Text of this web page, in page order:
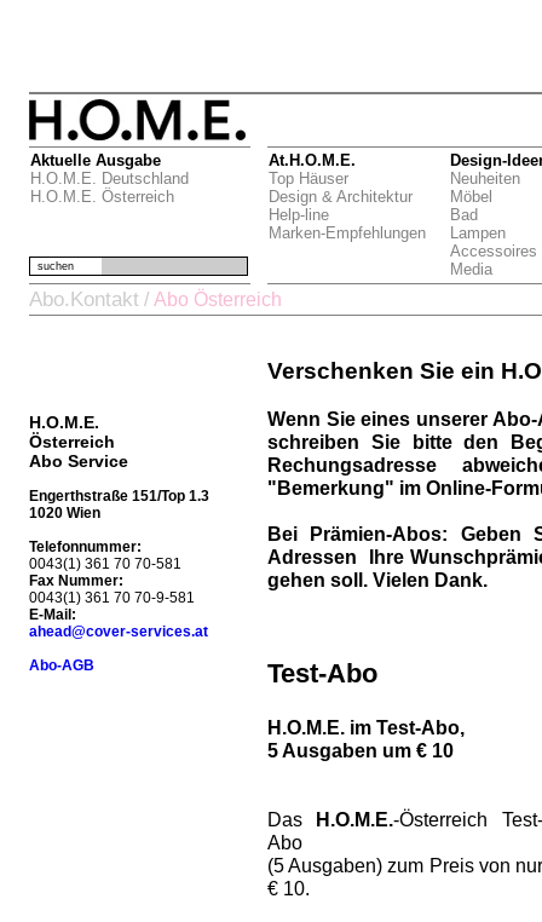
Aktuelle Ausgabe
H.O.M.E. Deutschland
H.O.M.E. Österreich
At.H.O.M.E.
Top Häuser
Design & Architektur
Help-line
Marken-Empfehlungen
Design-
Neuheiten
Möbel
Bad
Lampen
Accessoires
Media
suchen
Abo.Kontakt / Abo Österreich
H.O.M.E.
Österreich
Abo Service
Engerthstraße 151/Top 1.3
1020 Wien
Telefonnummer:
0043(1) 361 70 70-581
Fax Nummer:
0043(1) 361 70 70-9-581
E-Mail:
ahead@cover-services.at
Abo-AGB
Verschenken Sie ein
Wenn Sie eines unserer
schreiben Sie bitte den
Rechungsadresse
"Bemerkung" im Online-
Bei Prämien-Abos:
Geben
Adressen Ihre
gehen soll. Vielen Dank.
Test-Abo
H.O.M.E. im Test-Abo,
5 Ausgaben um € 10
Das H.O.M.E.-Österreich Test-
Abo
(5 Ausgaben) zum Preis von nur
€ 10.